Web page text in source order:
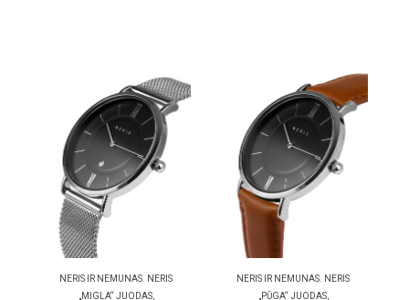
NERIS IR NEMUNAS. NERIS
„MIGLA“ JUODAS,
NERIS IR NEMUNAS. NERIS
„PŪGA“ JUODAS,